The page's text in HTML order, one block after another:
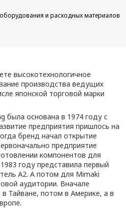
и расходных материалов
высокотехнологичное
производства ведущих
японской торговой марки
была основана в 1974 году с
предприятия пришлось на
бренд начал открытие
предприятие
компонентов для
году представила первый
А2. А потом для Mimaki
аудитории. Вначале
Тайване, потом в Америке, а в